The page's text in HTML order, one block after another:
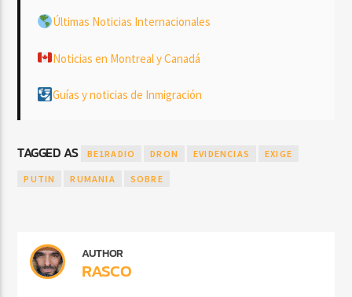
Últimas Noticias Internacionales
Noticias en Montreal y Canadá
Guías y noticias de Inmigración
TAGGED AS BE1RADIO DRON EVIDENCIAS EXIGE
PUTIN RUMANIA SOBRE
AUTHOR
RASCO